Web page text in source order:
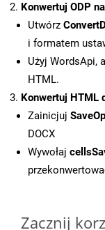
Konwertuj ODP
Utwórz
i formatem
Użyj WordsApi,
HTML.
Konwertuj HTML
Zainicjuj
DOCX
Wywołaj
Zacznij